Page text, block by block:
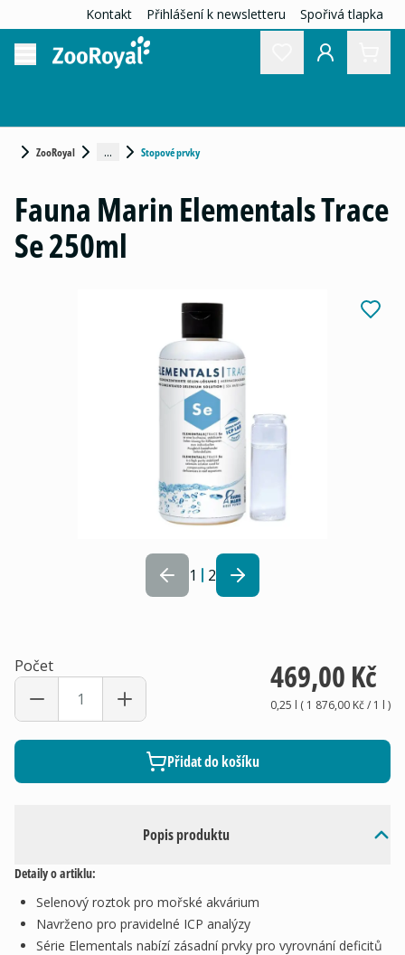
Kontakt Přihlášení k newsletteru Spořivá tlapka
ZooRoyal ... Stopové prvky
1 2
Popis produktu
Detaily o artiklu:
Selenový roztok pro mořské akvárium
Navrženo pro pravidelné ICP analýzy
Série Elementals nabízí zásadní prvky pro vyrovnání deficitů
Fauna Marin Elementals Trace
Se 250ml
Počet 469,00 Kč
0,25 l ( 1 876,00 Kč/ 1 l )
Přidat do košíku